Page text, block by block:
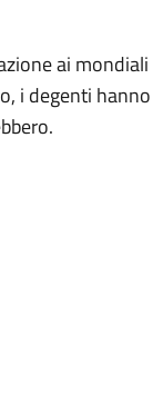
ai
i degenti